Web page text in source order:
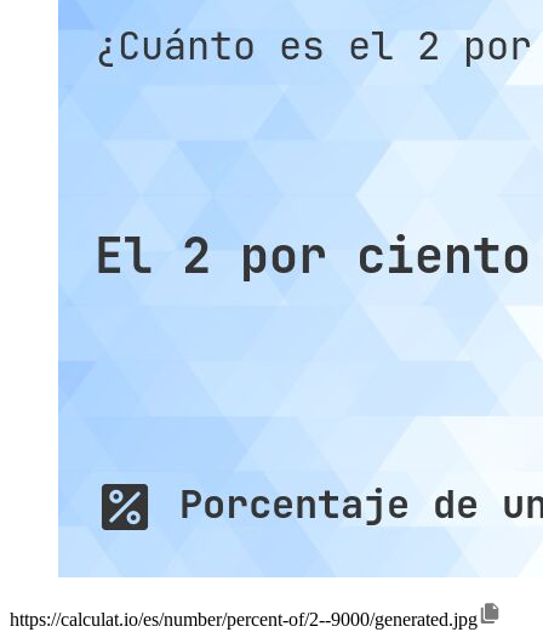
https://calculat.io/es/number/percent-of/2--9000/generated.jpg